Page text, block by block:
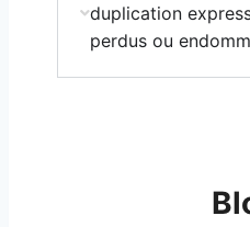
duplication
perdus ou